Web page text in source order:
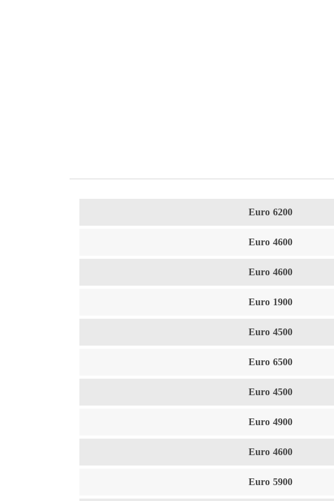
6200 Euro
4600 Euro
4600 Euro
1900 Euro
4500 Euro
6500 Euro
4500 Euro
4900 Euro
4600 Euro
5900 Euro